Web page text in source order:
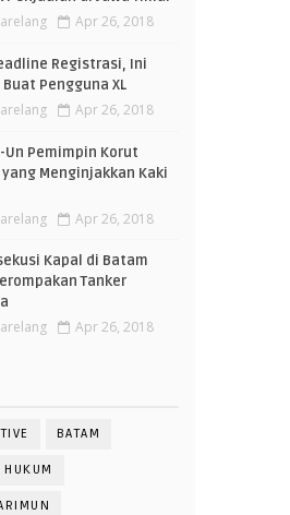
Apr 26, 2018
Registrasi, Ini
Pengguna XL
Apr 26, 2018
Un Pemimpin Korut
Menginjakkan Kaki
Apr 26, 2018
Kapal di Batam
Tanker
Apr 26, 2018
BATAM
HUKUM